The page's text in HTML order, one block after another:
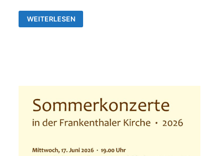
AUSSTELLUNG
VON
WEITERLESEN